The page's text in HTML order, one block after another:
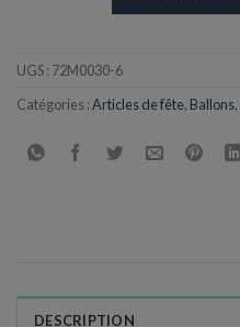
UGS : 72M0030-6
Catégories :Articles de fête, Ballons,
DESCRIPTION